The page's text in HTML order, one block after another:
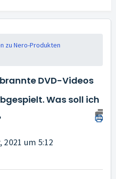
zu Nero-Produkten
DVD-Videos
Was soll ich
2021 um 5:12